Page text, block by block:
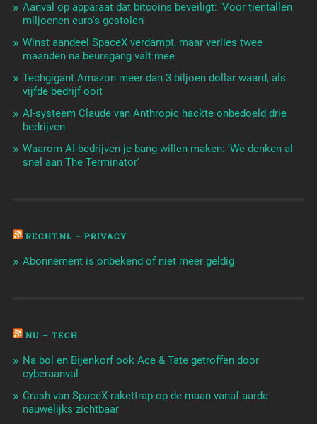
Aanval op apparaat dat bitcoins beveiligt: 'Voor tientallen
miljoenen euro's gestolen'
Winst aandeel SpaceX verdampt, maar verlies twee
maanden na beursgang valt mee
Techgigant Amazon meer dan 3 biljoen dollar waard, als
vijfde bedrijf ooit
AI-systeem Claude van Anthropic hackte onbedoeld drie
bedrijven
Waarom AI-bedrijven je bang willen maken: 'We denken al
snel aan The Terminator'
RECHT.NL – PRIVACY
Abonnement is onbekend of niet meer geldig
NU – TECH
Na bol en Bijenkorf ook Ace & Tate getroffen door
cyberaanval
Crash van SpaceX-rakettrap op de maan vanaf aarde
nauwelijks zichtbaar